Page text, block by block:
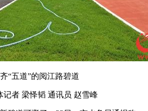
“五道”的阅江路碧道
记者 梁怿韬 通讯员 赵雪峰